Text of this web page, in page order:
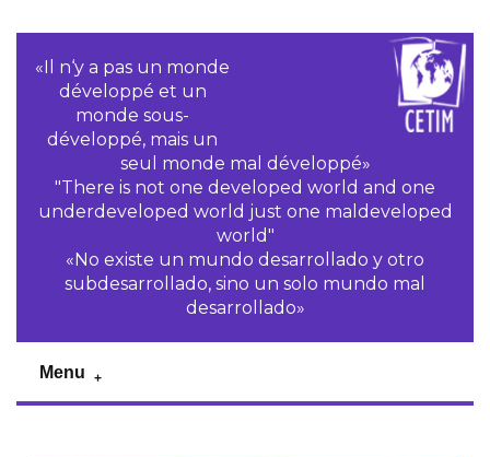
«Il n‘y a pas un monde
développé et un
monde sous-
développé, mais un
seul monde mal développé»
"There is not one developed world and one
underdeveloped world just one maldeveloped
world"
«No existe un mundo desarrollado y otro
subdesarrollado, sino un solo mundo mal
desarrollado»
Menu